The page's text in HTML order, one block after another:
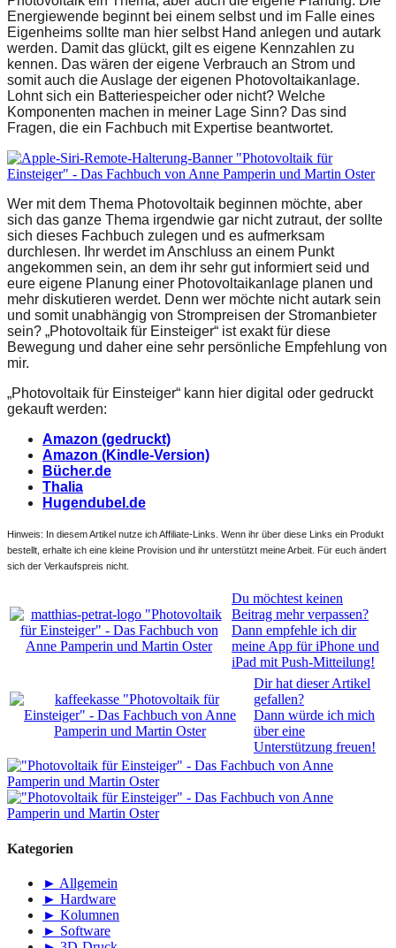
Energiewende beginnt bei einem selbst und im Falle eines
Eigenheims sollte man hier selbst Hand anlegen und autark
werden. Damit das glückt, gilt es eigene Kennzahlen zu
kennen. Das wären der eigene Verbrauch an Strom und
somit auch die Auslage der eigenen Photovoltaikanlage.
Lohnt sich ein Batteriespeicher oder nicht? Welche
Komponenten machen in meiner Lage Sinn? Das sind
Fragen, die ein Fachbuch mit Expertise beantwortet.
Wer mit dem Thema Photovoltaik beginnen möchte, aber
sich das ganze Thema irgendwie gar nicht zutraut, der sollte
sich dieses Fachbuch zulegen und es aufmerksam
durchlesen. Ihr werdet im Anschluss an einem Punkt
angekommen sein, an dem ihr sehr gut informiert seid und
eure eigene Planung einer Photovoltaikanlage planen und
mehr diskutieren werdet. Denn wer möchte nicht autark sein
und somit unabhängig von Strompreisen der Stromanbieter
sein? „Photovoltaik für Einsteiger“ ist exakt für diese
Bewegung und daher eine sehr persönliche Empfehlung von
mir.
„Photovoltaik für Einsteiger“ kann hier digital oder gedruckt
gekauft werden:
Amazon (gedruckt)
Amazon (Kindle-Version)
Bücher.de
Thalia
Hugendubel.de
Hinweis: In diesem Artikel nutze ich Affiliate-Links. Wenn ihr über diese Links ein Produkt
bestellt, erhalte ich eine kleine Provision und ihr unterstützt meine Arbeit. Für euch ändert
sich der Verkaufspreis nicht.
Du möchtest keinen
Beitrag mehr verpassen?
Dann empfehle ich dir
meine App für iPhone und
iPad mit Push-Mitteilung!
Dir hat dieser Artikel
gefallen?
Dann würde ich mich
über eine
Unterstützung freuen!
Kategorien
► Allgemein
► Hardware
► Kolumnen
► Software